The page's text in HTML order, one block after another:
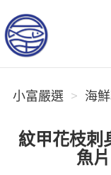
小富嚴選
小富嚴選 海
紋甲花枝刺
魚